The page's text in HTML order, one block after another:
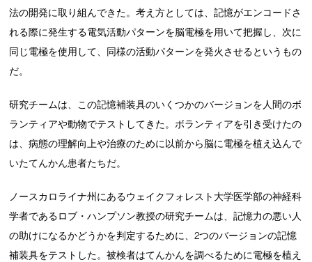
法の開発に取り組んできた。考え方としては、記憶がエンコードさ
れる際に発生する電気活動パターンを脳電極を用いて把握し、次に
同じ電極を使用して、同様の活動パターンを発火させるというもの
だ。
研究チームは、この記憶補装具のいくつかのバージョンを人間のボ
ランティアや動物でテストしてきた。ボランティアを引き受けたの
は、病態の理解向上や治療のために以前から脳に電極を植え込んで
いたてんかん患者たちだ。
ノースカロライナ州にあるウェイクフォレスト大学医学部の神経科
学者であるロブ・ハンプソン教授の研究チームは、記憶力の悪い人
の助けになるかどうかを判定するために、2つのバージョンの記憶
補装具をテストした。被検者はてんかんを調べるために電極を植え